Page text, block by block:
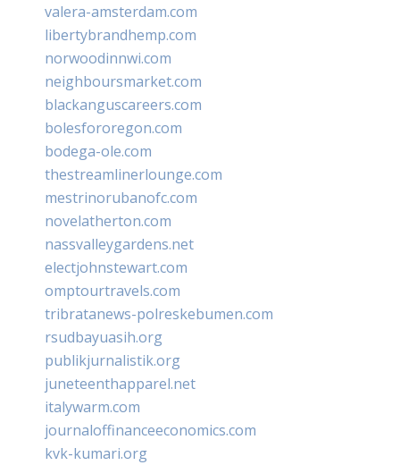
valera-amsterdam.com
libertybrandhemp.com
norwoodinnwi.com
neighboursmarket.com
blackanguscareers.com
bolesfororegon.com
bodega-ole.com
thestreamlinerlounge.com
mestrinorubanofc.com
novelatherton.com
nassvalleygardens.net
electjohnstewart.com
omptourtravels.com
tribratanews-polreskebumen.com
rsudbayuasih.org
publikjurnalistik.org
juneteenthapparel.net
italywarm.com
journaloffinanceeconomics.com
kvk-kumari.org